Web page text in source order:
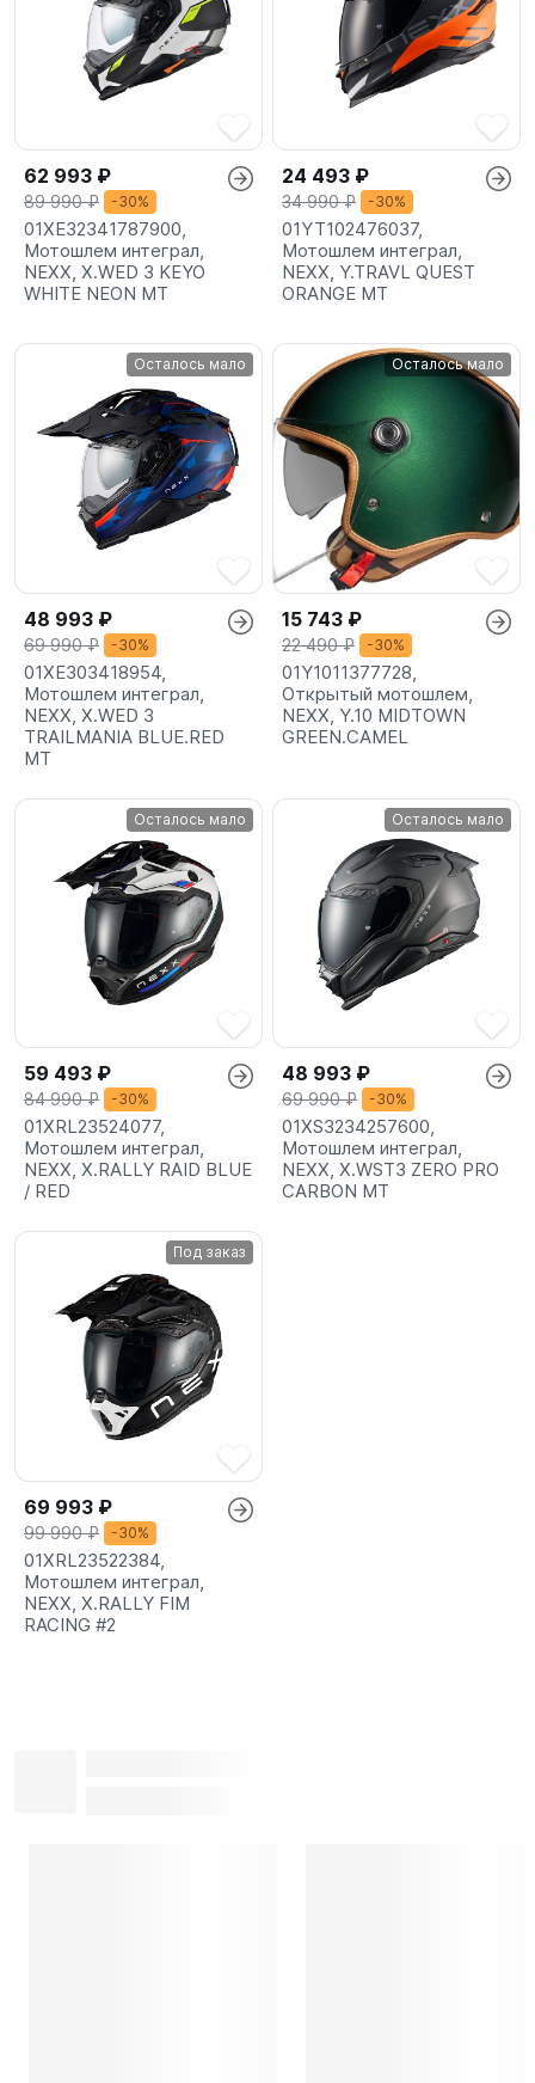
62 993 ₽
89 990 ₽ -30%
01XE32341787900,
Мотошлем интеграл,
NEXX, X.WED 3 KEYO
WHITE NEON MT
24 493 ₽
34 990 ₽ -30%
01YT102476037,
Мотошлем интеграл,
NEXX, Y.TRAVL QUEST
ORANGE MT
Осталось мало
48 993 ₽
69 990 ₽ -30%
01XE303418954,
Мотошлем интеграл,
NEXX, X.WED 3
TRAILMANIA BLUE.RED
MT
Осталось мало
15 743 ₽
22 490 ₽ -30%
01Y1011377728,
Открытый мотошлем,
NEXX, Y.10 MIDTOWN
GREEN.CAMEL
Осталось мало
59 493 ₽
84 990 ₽ -30%
01XRL23524077,
Мотошлем интеграл,
NEXX, X.RALLY RAID BLUE
/ RED
Осталось мало
48 993 ₽
69 990 ₽ -30%
01XS3234257600,
Мотошлем интеграл,
NEXX, X.WST3 ZERO PRO
CARBON MT
Под заказ
69 993 ₽
99 990 ₽ -30%
01XRL23522384,
Мотошлем интеграл,
NEXX, X.RALLY FIM
RACING #2